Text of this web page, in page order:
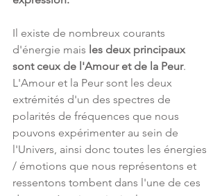
Il existe de nombreux courants
d'énergie mais les deux principaux
sont ceux de l'Amour et de la Peur.
L'Amour et la Peur sont les deux
extrémités d'un des spectres de
polarités de fréquences que nous
pouvons expérimenter au sein de
l'Univers, ainsi donc toutes les énergies
/ émotions que nous représentons et
ressentons tombent dans l'une de ces